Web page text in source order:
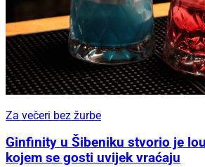
Za večeri bez žurbe
Ginfinity u Šibeniku stvorio je
kojem se gosti uvijek vraćaju